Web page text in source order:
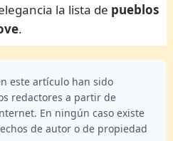
la lista de pueblos
.
este artículo han sido
redactores a partir de
En ningún caso existe
de autor o de propiedad